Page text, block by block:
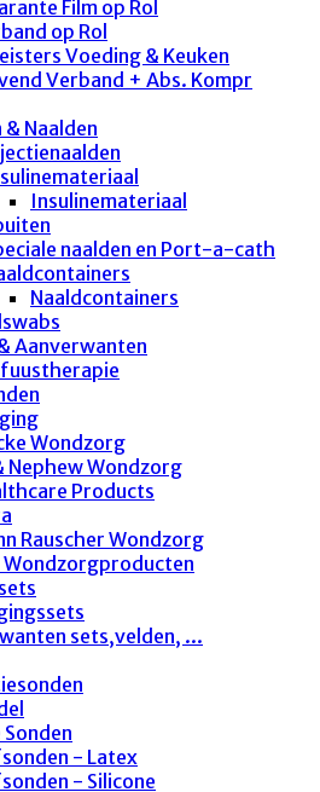
Film op Rol
op Rol
Voeding & Keuken
Verband + Abs. Kompr
& Naalden
Insulinemateriaal
naalden en Port-a-cath
Naaldcontainers
Aanverwanten
Wondzorg
Nephew Wondzorg
Products
Rauscher Wondzorg
Wondzorgproducten
sets,velden, ...
- Latex
- Silicone